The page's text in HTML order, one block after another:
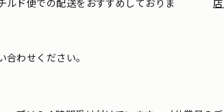
ルド便での配送をおすすめしておりま
わせください。